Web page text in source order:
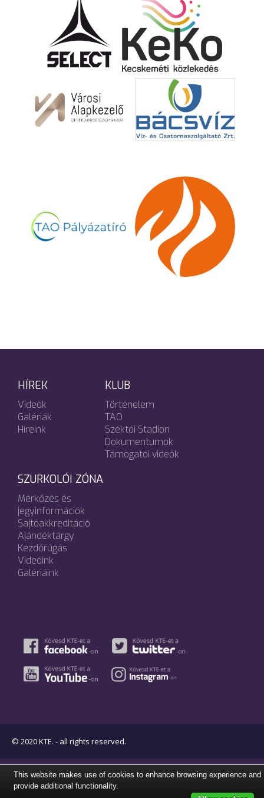
HÍREK
Videók
Galériák
Híreink
KLUB
Történelem
TAO
Széktói Stadion
Dokumentumok
Támogatói videók
SZURKOLÓI ZÓNA
Mérkőzés és
jegyinformációk
Sajtóakkreditáció
Ajándéktárgy
Kezdőrúgás
Videóink
Galériáink
© 2020 KTE. - all rights reserved.
This website makes use of cookies to enhance browsing experience and
provide additional functionality.